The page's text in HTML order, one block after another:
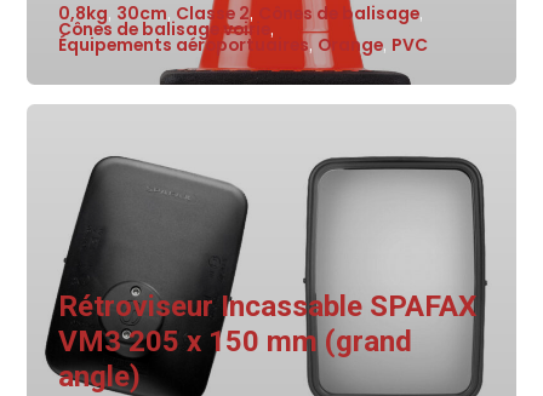
0,8kg, 30cm, Classe 2, Cônes de balisage,
Cônes de balisage voirie,
Équipements aéroportuaires, Orange, PVC
Rétroviseur Incassable SPAFAX
VM3 205 x 150 mm (grand
angle)